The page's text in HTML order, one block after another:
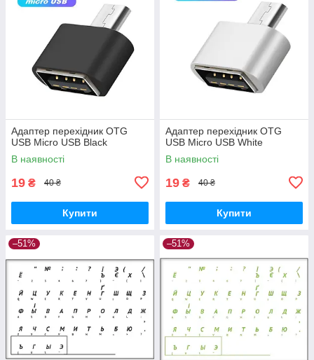
Адаптер перехідник OTG
USB Micro USB Black
В наявності
19 ₴ 40 ₴
Купити
Адаптер перехідник OTG
USB Micro USB White
В наявності
19 ₴ 40 ₴
Купити
–51% –51%